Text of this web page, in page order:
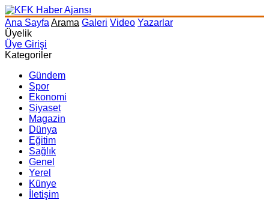
Ana Sayfa Arama Galeri Video Yazarlar
Üyelik
Üye Girişi
Kategoriler
Gündem
Spor
Ekonomi
Siyaset
Magazin
Dünya
Eğitim
Sağlık
Genel
Yerel
Künye
İletişim